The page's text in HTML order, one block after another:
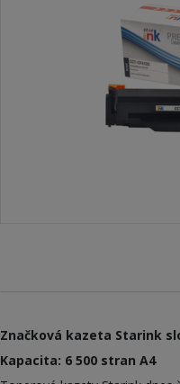
Značková kazeta Starink
Kapacita: 6 500 stran A4